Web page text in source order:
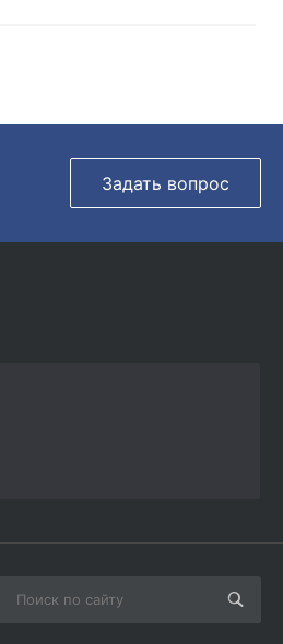
Задать вопрос